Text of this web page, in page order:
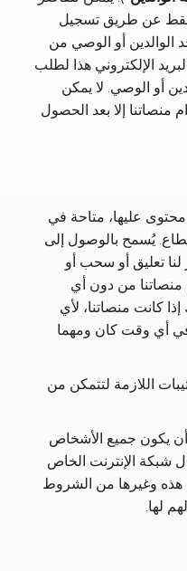
فقط عن طريق تسجيل
الوالدين أو الوصي من
الإلكتروني هذا لطلب
أو الوصي. لا يمكن
إلا بعد الحصول
عليها، متاحة في
يُسمح بالوصول إلى
تعليق أو سحب أو
من دون أي
كانت منصاتنا، لأي
أي وقت كان ومهما
اللازمة لتتمكن من
يكون جميع الأشخاص
شبكة الإنترنت الخاص
هذه وغيرها من الشروط
لها.